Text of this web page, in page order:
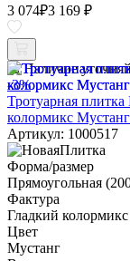
3 074₽3 169 ₽
Наличие
-3%
Тротуарная
колормикс Мустанг
Артикул: 1000517
Форма/размер
Прямоугольная
Фактура
Гладкий колормикс
Цвет
Мустанг